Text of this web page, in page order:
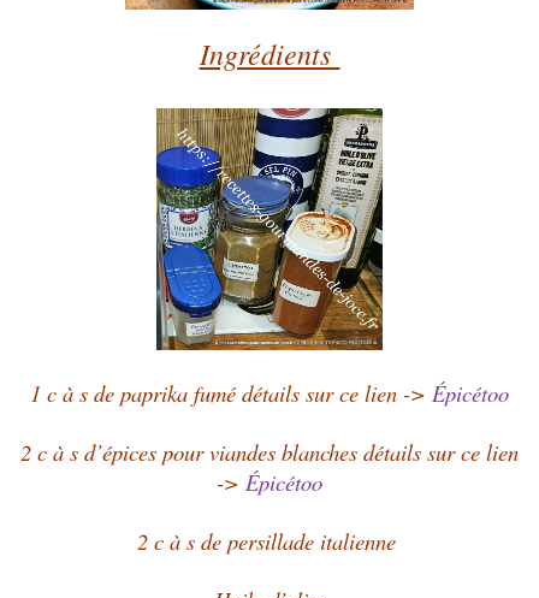
Ingrédients
1 c à s de paprika fumé détails sur ce lien -> Épicétoo
2 c à s d’épices pour viandes blanches détails sur ce lien
-> Épicétoo
2 c à s de persillade italienne